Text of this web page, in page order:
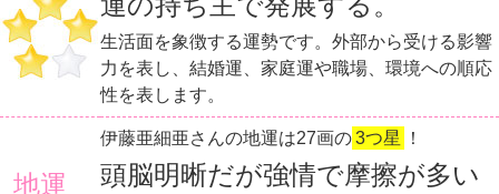
生活面を象徴する運勢です。外部から受ける影響
力を表し、結婚運、家庭運や職場、環境への順応
性を表します。
地運
伊藤亜細亜さんの地運は27画の3つ星 ！
頭脳明晰だが強情で摩擦が多い